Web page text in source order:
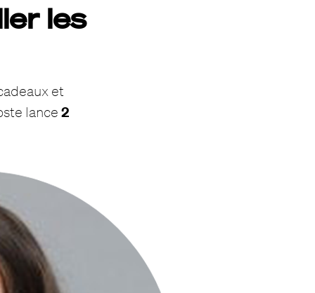
les
et
lance2